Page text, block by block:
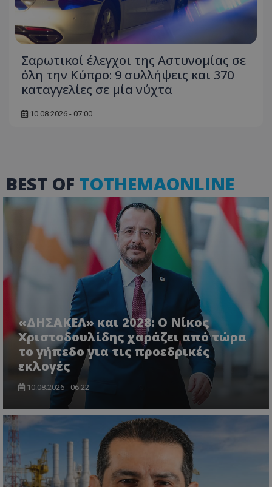
Σαρωτικοί έλεγχοι της Αστυνομίας σε
όλη την Κύπρο: 9 συλλήψεις και 370
καταγγελίες σε μία νύχτα
10.08.2026 - 07:00
BEST OF TOTHEMAONLINE
«ΔΗΣΑΚΕΛ» και 2028: Ο Νίκος
Χριστοδουλίδης χαράζει από τώρα
το γήπεδο για τις προεδρικές
εκλογές
10.08.2026 - 06:22
Τα απολύτως απαραίτητα cookies επιτρέπουν
βασικές λειτουργίες του ιστότοπου, όπως τη
σύνδεση χρήστη και τη διαχείριση λογαριασμού.
χωρίς τα απολύτως απαραίτητα cookies.
Ονοματεπώνυμο
Προμηθευτής /Πεδίο
usprivacy
.lifenewscy.tothemaonline.com
ASP.NET_SessionId
Microsoft Corporation
VISITOR_PRIVACY_METADATA
YouTube
.youtube.com